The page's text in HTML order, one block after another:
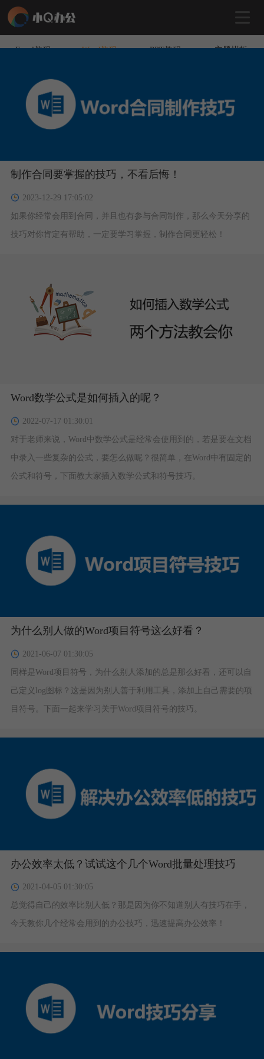
Excel教程 Word教程 PPT教程 主题模板
制作合同要掌握的技巧，不看后悔！
2023-12-29 17:05:02
如果你经常会用到合同，并且也有参与合同制作，那么今天分享的
技巧对你肯定有帮助，一定要学习掌握，制作合同更轻松！
Word数学公式是如何插入的呢？
2022-07-17 01:30:01
对于老师来说，Word中数学公式是经常会使用到的，若是要在文档
中录入一些复杂的公式，要怎么做呢？很简单，在Word中有固定的
公式和符号，下面教大家插入数学公式和符号技巧。
为什么别人做的Word项目符号这么好看？
2021-06-07 01:30:05
同样是Word项目符号，为什么别人添加的总是那么好看，还可以自
己定义log图标？这是因为别人善于利用工具，添加上自己需要的项
目符号。下面一起来学习关于Word项目符号的技巧。
办公效率太低？试试这个几个Word批量处理技巧
2021-04-05 01:30:05
总觉得自己的效率比别人低？那是因为你不知道别人有技巧在手，
今天教你几个经常会用到的办公技巧，迅速提高办公效率！